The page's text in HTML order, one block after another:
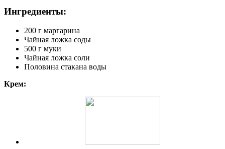
Ингредиенты:
200 г маргарина
Чайная ложка соды
500 г муки
Чайная ложка соли
Половина стакана воды
Крем: